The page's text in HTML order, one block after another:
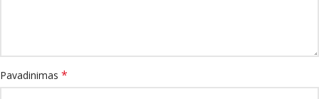
Pavadinimas *